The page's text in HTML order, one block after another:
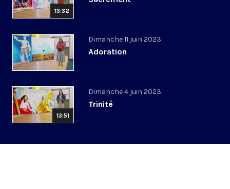
13:32
Dimanche 11 juin 2023
Adoration
13:51
Dimanche 4 juin 2023
Trinité